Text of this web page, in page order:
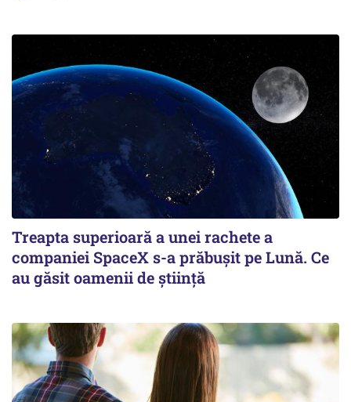
Treapta superioară a unei rachete a
companiei SpaceX s-a prăbușit pe Lună. Ce
au găsit oamenii de știință